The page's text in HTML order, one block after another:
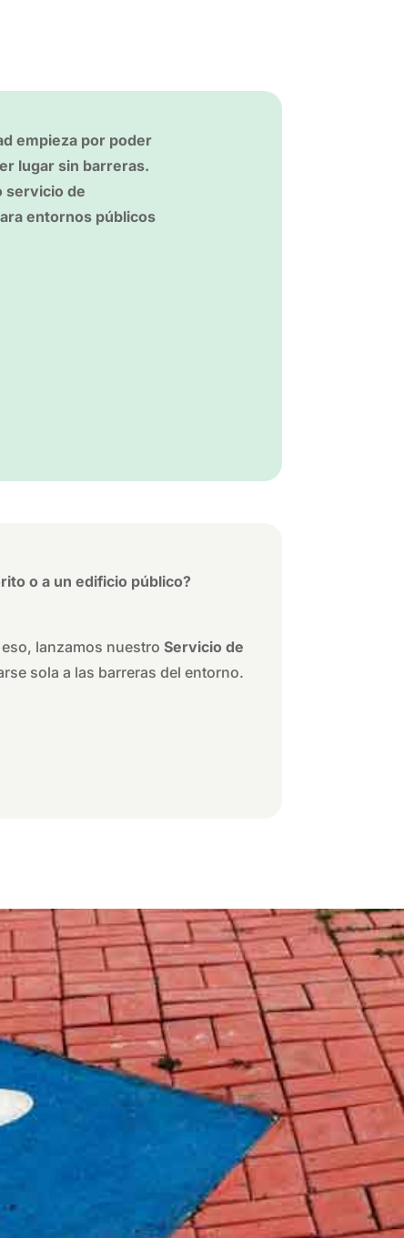
empieza por poder
lugar sin barreras.
servicio de
entornos públicos
o a un edificio público?
eso, lanzamos nuestroServicio de
sola a las barreras del entorno.